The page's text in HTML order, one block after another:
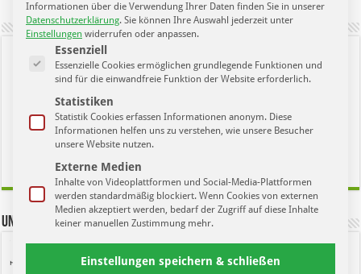
Remember Me
Lost your password?
Unseren Kanal Abonieren
Informationen über die Verwendung Ihrer Daten finden Sie in unserer
Datenschutzerklärung. Sie können Ihre Auswahl jederzeit unter
Einstellungen widerrufen oder anpassen.
Es folgt eine Liste der Service-Gruppen, für die eine Einwilligung
Essenziell
Essenzielle Cookies ermöglichen grundlegende Funktionen und
sind für die einwandfreie Funktion der Website erforderlich.
Statistiken
Statistik Cookies erfassen Informationen anonym. Diese
Informationen helfen uns zu verstehen, wie unsere Besucher
unsere Website nutzen.
Externe Medien
Inhalte von Videoplattformen und Social-Media-Plattformen
werden standardmäßig blockiert. Wenn Cookies von externen
Medien akzeptiert werden, bedarf der Zugriff auf diese Inhalte
keiner manuellen Zustimmung mehr.
Einstellungen speichern & schließen